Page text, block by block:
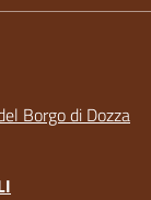
Borgo di Dozza